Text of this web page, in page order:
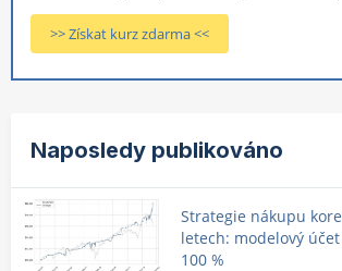
>> Získat kurz zdarma <<
Naposledy publikováno
Strategie nákupu
letech: modelový
100 %